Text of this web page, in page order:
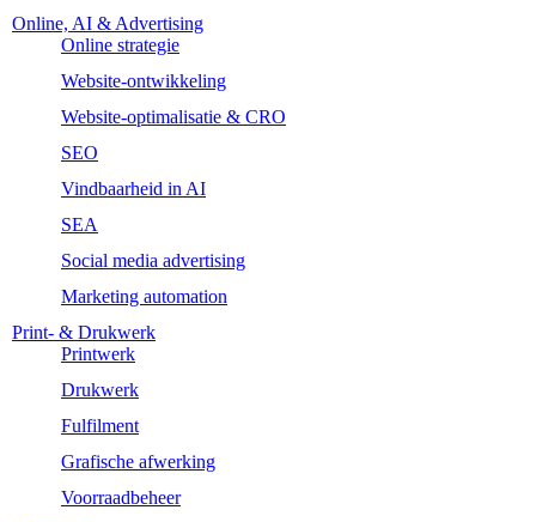
Online, AI & Advertising
Online strategie
Website-ontwikkeling
Website-optimalisatie & CRO
SEO
Vindbaarheid in AI
SEA
Social media advertising
Marketing automation
Print- & Drukwerk
Printwerk
Drukwerk
Fulfilment
Grafische afwerking
Voorraadbeheer